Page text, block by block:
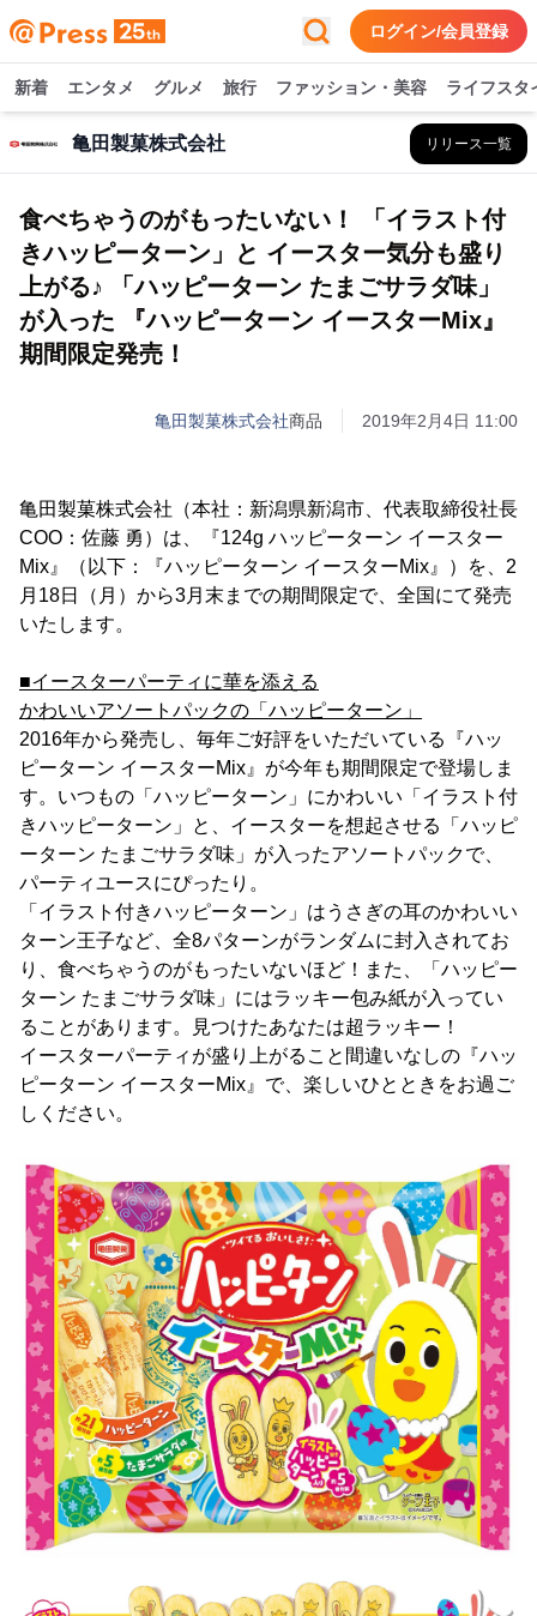
ログイン/会員登録
新着 エンタメ グルメ 旅行 ファッション・美容 ライフスタ
亀田製菓株式会社 リリース一覧
食べちゃうのがもったいない！ 「イラスト付
きハッピーターン」と イースター気分も盛り
上がる♪ 「ハッピーターン たまごサラダ味」
が入った 『ハッピーターン イースターMix』
期間限定発売！
亀田製菓株式会社商品 2019年2月4日 11:00
亀田製菓株式会社（本社：新潟県新潟市、代表取締役社長
COO：佐藤 勇）は、『124g ハッピーターン イースター
Mix』（以下：『ハッピーターン イースターMix』）を、2
月18日（月）から3月末までの期間限定で、全国にて発売
いたします。
■イースターパーティに華を添える
かわいいアソートパックの「ハッピーターン」
2016年から発売し、毎年ご好評をいただいている『ハッ
ピーターン イースターMix』が今年も期間限定で登場しま
す。いつもの「ハッピーターン」にかわいい「イラスト付
きハッピーターン」と、イースターを想起させる「ハッピ
ーターン たまごサラダ味」が入ったアソートパックで、
パーティユースにぴったり。
「イラスト付きハッピーターン」はうさぎの耳のかわいい
ターン王子など、全8パターンがランダムに封入されてお
り、食べちゃうのがもったいないほど！また、「ハッピー
ターン たまごサラダ味」にはラッキー包み紙が入ってい
ることがあります。見つけたあなたは超ラッキー！
イースターパーティが盛り上がること間違いなしの『ハッ
ピーターン イースターMix』で、楽しいひとときをお過ご
しください。